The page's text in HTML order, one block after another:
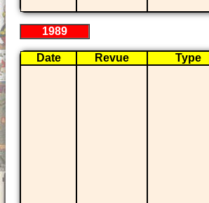
1989
Date Revue Type